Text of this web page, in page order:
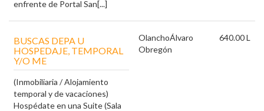
enfrente de Portal San[...]
BUSCAS DEPA U
HOSPEDAJE, TEMPORAL
Y/O ME
(Inmobiliaria / Alojamiento
temporal y de vacaciones)
Hospédate en una Suite (Sala
OlanchoÁlvaro
Obregón
640.00 L